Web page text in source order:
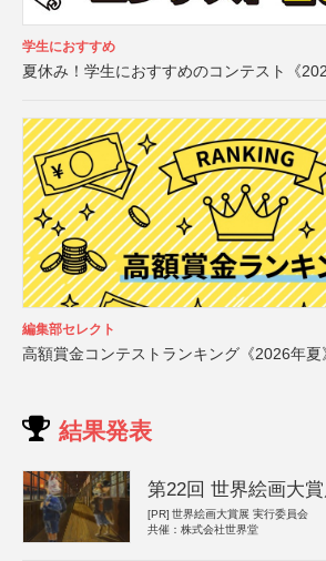
学生におすすめ
夏休み！学生におすすめのコンテスト《
編集部セレクト
高額賞金コンテストランキング《2026年夏
結果発表
第22回 世界絵画大
[PR] 世界絵画大賞展 実行委員会
共催：株式会社世界堂